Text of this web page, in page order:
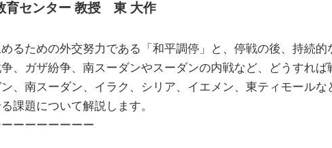
ター 教授　東 大作
るための外交努力である「和平調停」と、停戦の後、持続
、ガザ紛争、南スーダンやスーダンの内戦など、どうすれ
、南スーダン、イラク、シリア、イエメン、東ティモール
課題について解説します。
ーーーーーーー